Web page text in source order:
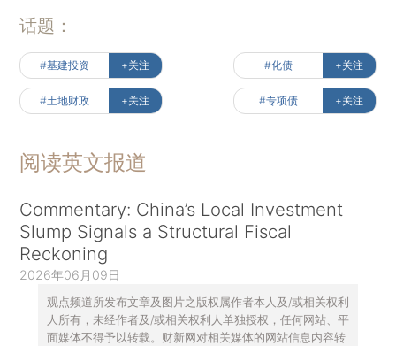
话题：
#基建投资 +关注 #化债 +关注
#土地财政 +关注 #专项债 +关注
阅读英文报道
Commentary: China’s Local Investment
Slump Signals a Structural Fiscal
Reckoning
2026年06月09日
观点频道所发布文章及图片之版权属作者本人及/或相关权利
人所有，未经作者及/或相关权利人单独授权，任何网站、平
面媒体不得予以转载。财新网对相关媒体的网站信息内容转